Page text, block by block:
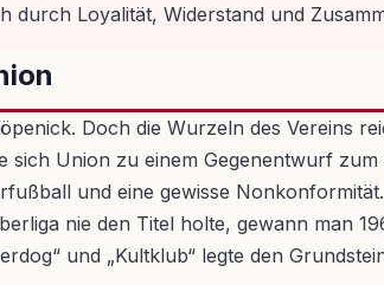
durch Loyalität, Widerstand und
Doch die Wurzeln des Vereins
Union zu einem Gegenentwurf
und eine gewisse
nie den Titel holte, gewann man
und „Kultklub“ legte den